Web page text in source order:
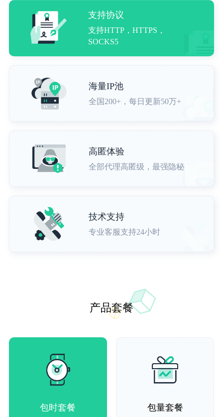
支持协议
支持HTTP，HTTPS，
SOCKS5
海量IP池
全国200+，每日更新50万+
高匿体验
全部代理高匿级，最强隐秘
技术支持
专业客服支持24小时
产品套餐
包时套餐 包量套餐